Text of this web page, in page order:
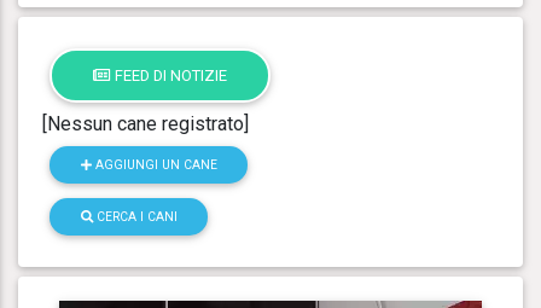
FEED DI NOTIZIE
[Nessun cane registrato]
AGGIUNGI UN CANE
CERCA I CANI